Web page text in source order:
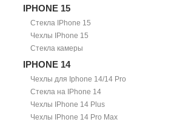
IPHONE 15
Стекла IPhone 15
Чехлы IPhone 15
Стекла камеры
IPHONE 14
Чехлы для Iphone 14/14 Pro
Стекла на IPhone 14
Чехлы IPhone 14 Plus
Чехлы IPhone 14 Pro Max